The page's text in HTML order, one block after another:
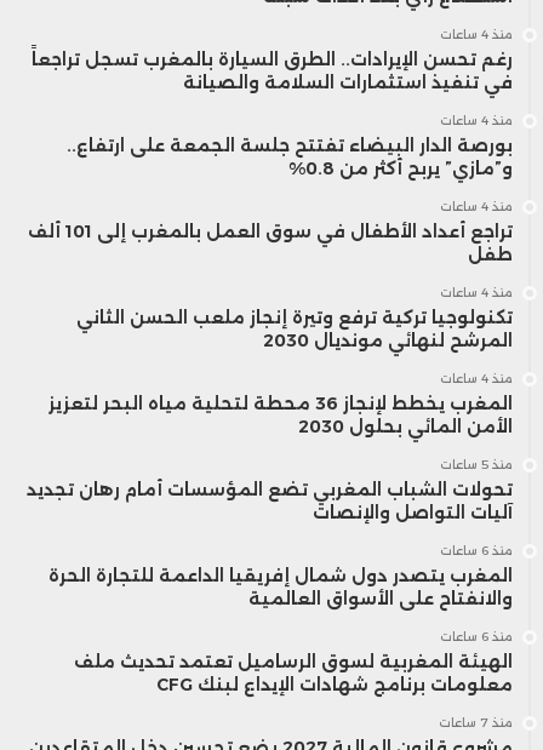
منذ 4 ساعات
رغم تحسن الإيرادات.. الطرق السيارة بالمغرب تسجل تراجعاً
في تنفيذ استثمارات السلامة والصيانة
منذ 4 ساعات
بورصة الدار البيضاء تفتتح جلسة الجمعة على ارتفاع..
و”مازي” يربح أكثر من 0.8%
منذ 4 ساعات
تراجع أعداد الأطفال في سوق العمل بالمغرب إلى 101 ألف
طفل
منذ 4 ساعات
تكنولوجيا تركية ترفع وتيرة إنجاز ملعب الحسن الثاني
المرشح لنهائي مونديال 2030
منذ 4 ساعات
المغرب يخطط لإنجاز 36 محطة لتحلية مياه البحر لتعزيز
الأمن المائي بحلول 2030
منذ 5 ساعات
تحولات الشباب المغربي تضع المؤسسات أمام رهان تجديد
آليات التواصل والإنصات
منذ 6 ساعات
المغرب يتصدر دول شمال إفريقيا الداعمة للتجارة الحرة
والانفتاح على الأسواق العالمية
منذ 6 ساعات
الهيئة المغربية لسوق الرساميل تعتمد تحديث ملف
معلومات برنامج شهادات الإيداع لبنك CFG
منذ 7 ساعات